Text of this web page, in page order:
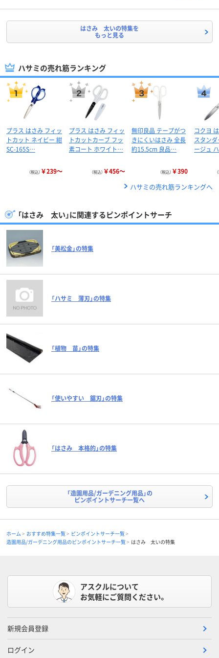
はさみ 太いの特集を
もっと見る
ハサミの売れ筋ランキング
プラス はさみ フィッ
トカット ネイビー 紺
SC-165S…
（税込） ￥239～
プラス はさみ フィッ
トカットカーブ フッ
素コート ホワイト…
（税込） ￥456～
無印良品 テープがつ
きにくいはさみ 全長
約15.5cm 良品…
（税込） ￥390
コクヨ
スタン
ージュ
ハサミの売れ筋ランキングへ
「はさみ 太い」に関連するピンポイントサーチ
「美松金」の特集
「ハサミ 薄刃」の特集
「植物 苗」の特集
「使いやすい 鋸刃」の特集
「はさみ 本格的」の特集
「造園用品/ガーデニング用品」の
ピンポイントサーチ一覧へ
ホーム おすすめ特集一覧
ピンポイントサーチ一覧
造園用品/ガーデニング用品のピンポイントサーチ一覧
はさみ 太いの特集
アスクルについて
お気軽にご質問ください。
新規会員登録
ログイン